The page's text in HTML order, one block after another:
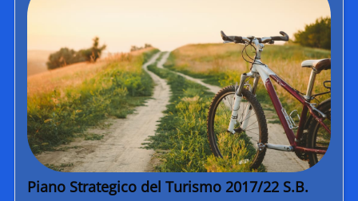
Piano Strategico del Turismo 2017/22 S.B.